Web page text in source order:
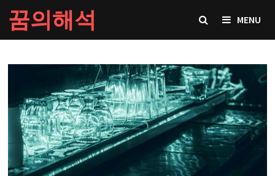
Skip
to
content
꿈의해석 MENU